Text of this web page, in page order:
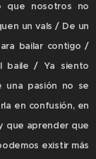
que nosotros no
un vals / De un
bailar contigo /
baile / Ya siento
pasión no se
en confusión, en
que aprender que
existir más